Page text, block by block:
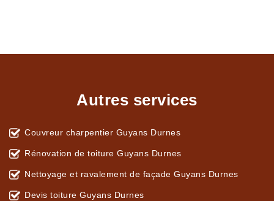
Autres services
Couvreur charpentier Guyans Durnes
Rénovation de toiture Guyans Durnes
Nettoyage et ravalement de façade Guyans Durnes
Devis toiture Guyans Durnes